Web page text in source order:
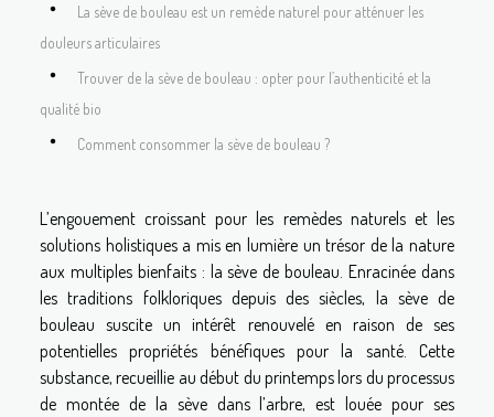
La sève de bouleau est un remède naturel pour atténuer les
douleurs articulaires
Trouver de la sève de bouleau : opter pour l’authenticité et la
qualité bio
Comment consommer la sève de bouleau ?
L’engouement croissant pour les remèdes naturels et les
solutions holistiques a mis en lumière un trésor de la nature
aux multiples bienfaits : la sève de bouleau. Enracinée dans
les traditions folkloriques depuis des siècles, la sève de
bouleau suscite un intérêt renouvelé en raison de ses
potentielles propriétés bénéfiques pour la santé. Cette
substance, recueillie au début du printemps lors du processus
de montée de la sève dans l’arbre, est louée pour ses